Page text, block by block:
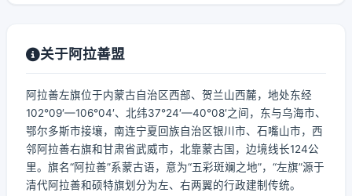
关于阿拉善盟
阿拉善左旗位于内蒙古自治区西部、贺兰山西麓，地处东经
102°09′—106°04′、北纬37°24′—40°08′之间，东与乌海市、
鄂尔多斯市接壤，南连宁夏回族自治区银川市、石嘴山市，西
邻阿拉善右旗和甘肃省武威市，北靠蒙古国，边境线长124公
里。旗名“阿拉善”系蒙古语，意为“五彩斑斓之地”，“左旗”源于
清代阿拉善和硕特旗划分为左、右两翼的行政建制传统。